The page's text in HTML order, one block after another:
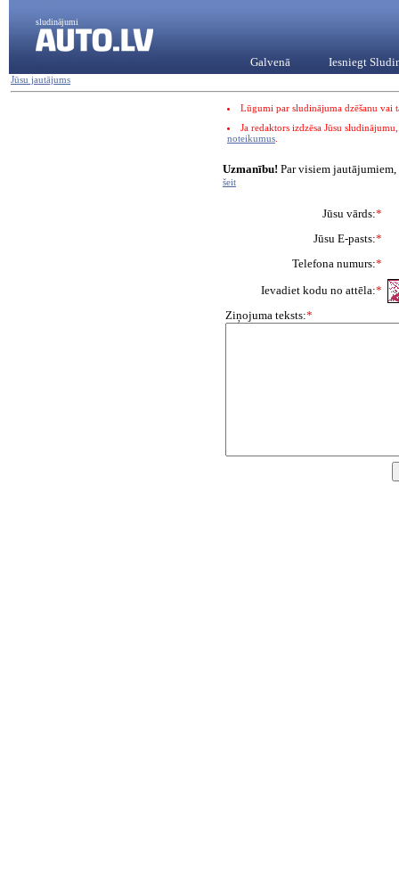
sludinājumi
Galvenā Iesniegt
Jūsu jautājums
Lūgumi par sludinājuma dzēšanu vai
Ja redaktors izdzēsa Jūsu
noteikumus
Uzmanību! Par visiem
šeit
Jūsu vārds:*
Jūsu E-pasts:*
Telefona numurs:*
Ievadiet kodu no attēla:*
Ziņojuma teksts:*